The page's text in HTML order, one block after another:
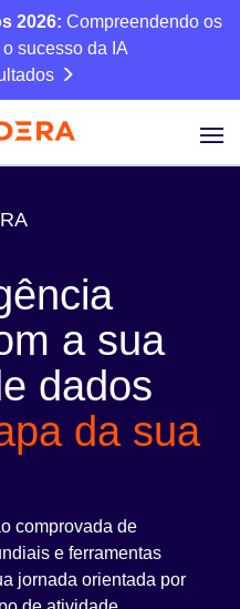
2026: Compreendendo os
sucesso da IA
a sua
dados
da sua
comprovada de
e ferramentas
jornada orientada por